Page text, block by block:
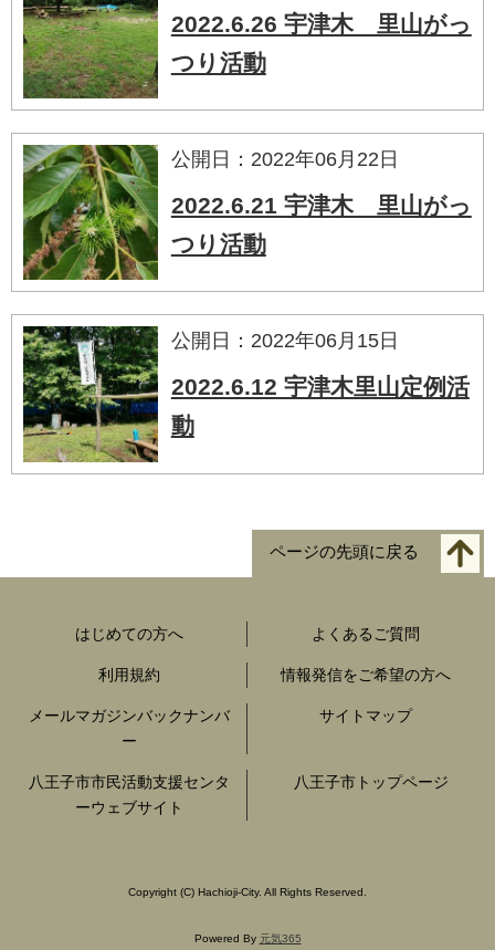
2022.6.26 宇津木 里山がっ
つり活動
公開日：2022年06月22日
2022.6.21 宇津木 里山がっ
つり活動
公開日：2022年06月15日
2022.6.12 宇津木里山定例活
動
ページの先頭に戻る
はじめての方へ よくあるご質問
利用規約 情報発信をご希望の方へ
メールマガジンバックナンバ
ー
サイトマップ
八王子市市民活動支援センタ
ーウェブサイト
八王子市トップページ
Copyright (C) Hachioji-City. All Rights Reserved.
Powered By 元気365